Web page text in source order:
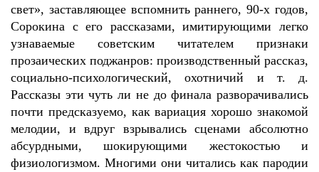
свет», заставляющее вспомнить раннего, 90-х годов,
Сорокина с его рассказами, имитирующими легко
узнаваемые советским читателем признаки
прозаических поджанров: производственный рассказ,
социально-психологический, охотничий и т. д.
Рассказы эти чуть ли не до финала разворачивались
почти предсказуемо, как вариация хорошо знакомой
мелодии, и вдруг взрывались сценами абсолютно
абсурдными, шокирующими жестокостью и
физиологизмом. Многими они читались как пародии